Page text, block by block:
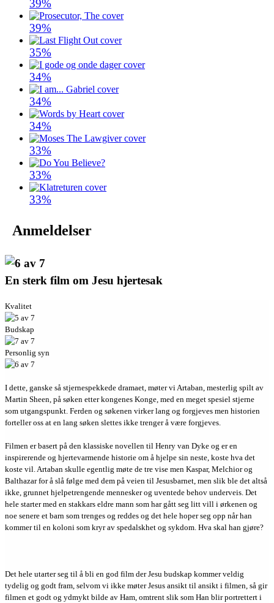
39%
39%
35%
34%
34%
34%
33%
33%
33%
Anmeldelser
En sterk film om Jesu hjertesak
Kvalitet
Budskap
Personlig syn
I dette, ganske så stjernespekkede dramaet, møter vi Artaban, mesterlig spilt av
Martin Sheen, på søken etter kongenes Konge, med en meget spesiel stjerne
som utgangspunkt. Ferden og søkenen virker lang og forgjeves men historien
forteller oss at en lang søken slettes ikke trenger å være forgjeves.
Filmen er basert på den klassiske novellen til Henry van Dyke og er en
inspirerende og hjertevarmende historie om å hjelpe sin neste, koste hva det
koste vil. Artaban skulle egentlig møte de tre vise men Kaspar, Melchior og
Balthazar for å slå følge med dem på veien til Jesusbarnet, men slik ble det altså
ikke, grunnet hjelpetrengende mennesker og uventede behov underveis. Det
hele starter med en stakkars eldre mann som har gått seg litt vill i ørkenen og
noe senere et barn som trenges og reddes og det hele hoper seg opp når han
kommer til en koloni som kryr av spedalskhet og sykdom. Hva skal han gjøre?
Det hele utarter seg til å bli en god film der Jesu budskap kommer veldig
tydelig og godt fram, selvom vi ikke møter Jesus ansikt til ansikt i filmen, så gir
filmen et godt og ydmykt bilde av Ham, omtrent slik som Han blir portrettert i